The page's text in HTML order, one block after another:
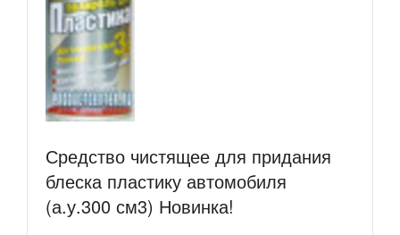
Средство чистящее для придания
блеска пластику автомобиля
(а.у.300 см3) Новинка!